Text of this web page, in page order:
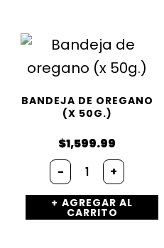
BANDEJA DE OREGANO
(X 50G.)
$1,599.99
- Bandeja
de
oregano
(x
50g.)
+
AGREGAR AL
CARRITO